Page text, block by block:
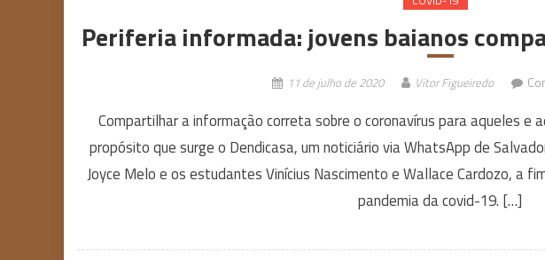
Periferia informada: jovens baianos
11 de julho de 2020 Vitor Figueiredo
Compartilhar a informação correta sobre o coronavírus para aqueles e
propósito que surge o Dendicasa, um noticiário via WhatsApp de
Joyce Melo e os estudantes Vinícius Nascimento e Wallace Cardozo, a
pandemia da covid-19. […]